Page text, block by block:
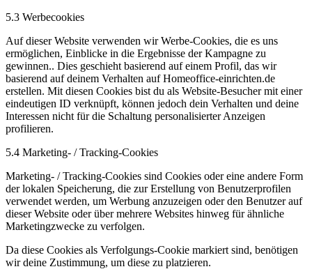
5.3 Werbecookies
Auf dieser Website verwenden wir Werbe-Cookies, die es uns
ermöglichen, Einblicke in die Ergebnisse der Kampagne zu
gewinnen.. Dies geschieht basierend auf einem Profil, das wir
basierend auf deinem Verhalten auf Homeoffice-einrichten.de
erstellen. Mit diesen Cookies bist du als Website-Besucher mit einer
eindeutigen ID verknüpft, können jedoch dein Verhalten und deine
Interessen nicht für die Schaltung personalisierter Anzeigen
profilieren.
5.4 Marketing- / Tracking-Cookies
Marketing- / Tracking-Cookies sind Cookies oder eine andere Form
der lokalen Speicherung, die zur Erstellung von Benutzerprofilen
verwendet werden, um Werbung anzuzeigen oder den Benutzer auf
dieser Website oder über mehrere Websites hinweg für ähnliche
Marketingzwecke zu verfolgen.
Da diese Cookies als Verfolgungs-Cookie markiert sind, benötigen
wir deine Zustimmung, um diese zu platzieren.